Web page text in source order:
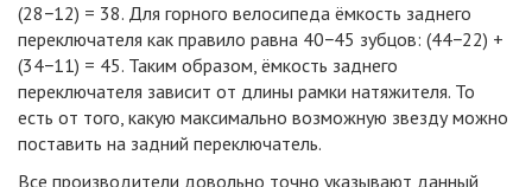
(28−12) = 38. Для горного велосипеда ёмкость заднего
переключателя как правило равна 40−45 зубцов: (44−22) +
(34−11) = 45. Таким образом, ёмкость заднего
переключателя зависит от длины рамки натяжителя. То
есть от того, какую максимально возможную звезду можно
поставить на задний переключатель.
Все производители довольно точно указывают данный